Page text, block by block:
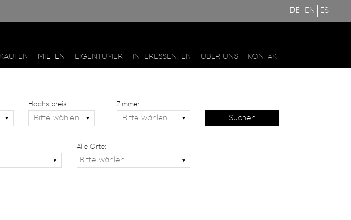
DE EN ES
KAUFEN MIETEN EIGENTÜMER INTERESSENTEN ÜBER UNS KONTAKT
Höchstpreis: Zimmer:
Alle Orte: